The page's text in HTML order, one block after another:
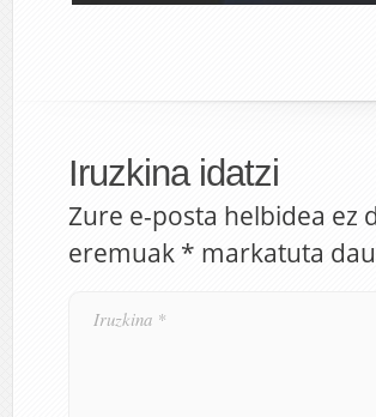
Iruzkina idatzi
Zure e-posta helbidea ez
eremuak * markatuta